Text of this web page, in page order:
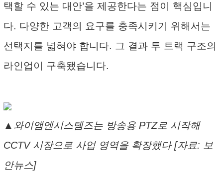
택할 수 있는 대안’을 제공한다는 점이 핵심입니
다. 다양한 고객의 요구를 충족시키기 위해서는
선택지를 넓혀야 합니다. 그 결과 투 트랙 구조의
라인업이 구축됐습니다.
▲와이앰엔시스템즈는 방송용 PTZ로 시작해
CCTV 시장으로 사업 영역을 확장했다 [자료: 보
안뉴스]